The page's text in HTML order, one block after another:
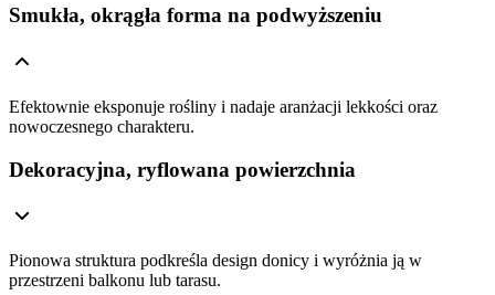
Smukła, okrągła forma na podwyższeniu
Efektownie eksponuje rośliny i nadaje aranżacji lekkości oraz
nowoczesnego charakteru.
Dekoracyjna, ryflowana powierzchnia
Pionowa struktura podkreśla design donicy i wyróżnia ją w
przestrzeni balkonu lub tarasu.